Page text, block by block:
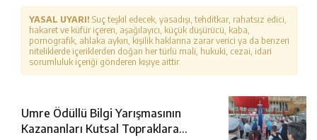
YASAL UYARI! Suç teşkil edecek, yasadışı, tehditkar, rahatsız edici,
hakaret ve küfür içeren, aşağılayıcı, küçük düşürücü, kaba,
pornografik, ahlaka aykırı, kişilik haklarına zarar verici ya da benzeri
niteliklerde içeriklerden doğan her türlü mali, hukuki, cezai, idari
sorumluluk içeriği gönderen kişiye aittir.
Umre Ödüllü Bilgi Yarışmasının
Kazananları Kutsal Topraklara